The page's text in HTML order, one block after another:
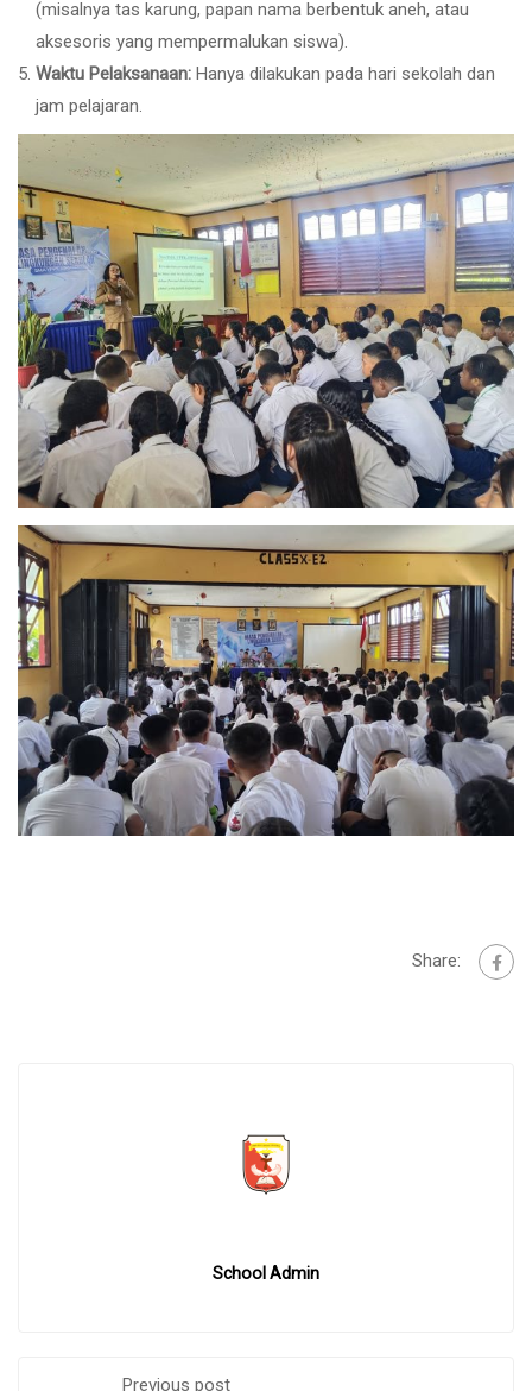
(misalnya tas karung, papan nama berbentuk aneh, atau
aksesoris yang mempermalukan siswa).
Waktu Pelaksanaan: Hanya dilakukan pada hari sekolah dan
jam pelajaran.
Share:
School Admin
Previous post